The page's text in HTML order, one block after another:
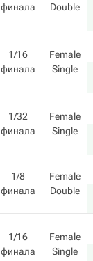
финала
Double
1/16
финала
Female
Single
1/32
финала
Female
Single
1/8
финала
Female
Double
1/16
финала
Female
Single